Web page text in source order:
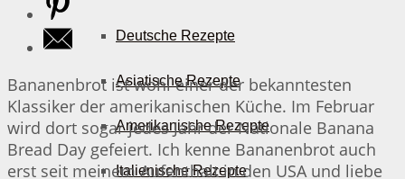
Deutsche Rezepte
Asiatische Rezepte
Amerikanische Rezepte
Italienische Rezepte
Bananenbrot ist wohl einer der bekanntesten
Klassiker der amerikanischen Küche. Im Februar
wird dort sogar jedes Jahr der Nationale Banana
Bread Day gefeiert. Ich kenne Bananenbrot auch
erst seit meinem Aufenthalt in den USA und liebe